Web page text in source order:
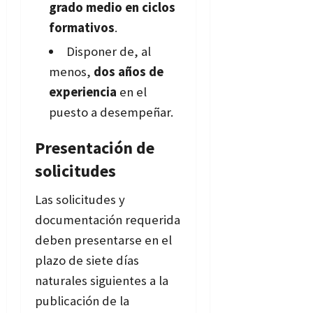
grado medio en ciclos
formativos.
Disponer de, al
menos, dos años de
experiencia en el
puesto a desempeñar.
Presentación de
solicitudes
Las solicitudes y
documentación requerida
deben presentarse en el
plazo de siete días
naturales siguientes a la
publicación de la